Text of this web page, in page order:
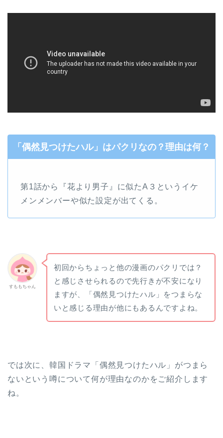
「偶然見つけたハル」はパクリなの？理由は何？
第1話から『花より男子』に似たA３というイケ
メンメンバーや似た設定が出てくる。
すももちゃん
初回からちょっと他の漫画のパクリでは？
と感じさせられるので先行きが不安になり
ますが、「偶然見つけたハル」をつまらな
いと感じる理由が他にもあるんですよね。
では次に、韓国ドラマ「偶然見つけたハル」がつまら
ないという噂について何が理由なのかをご紹介します
ね。